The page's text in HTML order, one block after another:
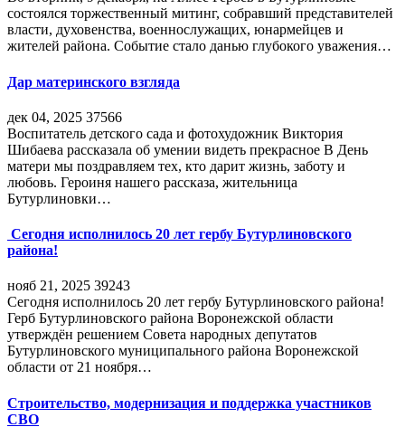
состоялся торжественный митинг, собравший представителей
власти, духовенства, военнослужащих, юнармейцев и
жителей района. Событие стало данью глубокого уважения…
Дар материнского взгляда
дек 04, 2025 37566
Воспитатель детского сада и фотохудожник Виктория
Шибаева рассказала об умении видеть прекрасное В День
матери мы поздравляем тех, кто дарит жизнь, заботу и
любовь. Героиня нашего рассказа, жительница
Бутурлиновки…
Сегодня исполнилось 20 лет гербу Бутурлиновского
района!
нояб 21, 2025 39243
Сегодня исполнилось 20 лет гербу Бутурлиновского района!
Герб Бутурлиновского района Воронежской области
утверждён решением Совета народных депутатов
Бутурлиновского муниципального района Воронежской
области от 21 ноября…
Строительство, модернизация и поддержка участников
СВО